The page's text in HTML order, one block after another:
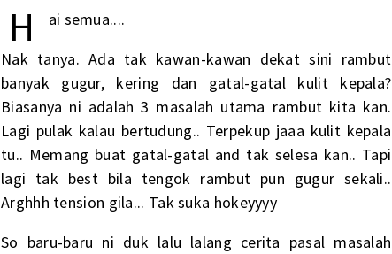
H
ai semua....
Nak tanya. Ada tak kawan-kawan dekat sini rambut
banyak gugur, kering dan gatal-gatal kulit kepala?
Biasanya ni adalah 3 masalah utama rambut kita kan.
Lagi pulak kalau bertudung.. Terpekup jaaa kulit kepala
tu.. Memang buat gatal-gatal and tak selesa kan.. Tapi
lagi tak best bila tengok rambut pun gugur sekali..
Arghhh tension gila... Tak suka hokeyyyy
So baru-baru ni duk lalu lalang cerita pasal masalah